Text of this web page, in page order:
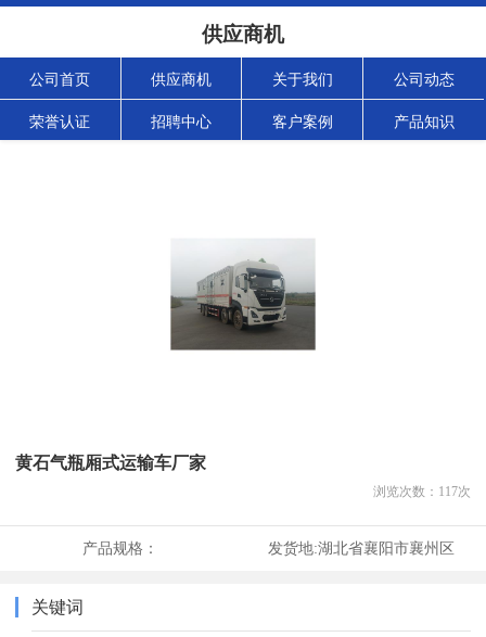
供应商机
公司首页 供应商机 关于我们 公司动态
荣誉认证 招聘中心 客户案例 产品知识
黄石气瓶厢式运输车厂家
浏览次数： 117次
产品规格： 发货地:湖北省襄阳市襄州区
关键词